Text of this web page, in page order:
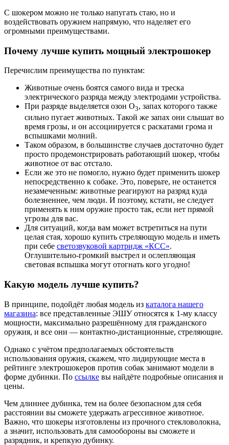
С шокером можно не только напугать стаю, но и
воздействовать оружием напрямую, что наделяет его
огромными преимуществами.
Почему лучше купить мощный электрошокер
Перечислим преимущества по пунктам:
Животные очень боятся самого вида и треска
электрического разряда между электродами устройства.
При разряде выделяется озон О3, запах которого также
сильно пугает животных. Такой же запах они слышат во
время грозы, и он ассоциируется с раскатами грома и
вспышками молний.
Таком образом, в большинстве случаев достаточно будет
просто продемонстрировать работающий шокер, чтобы
животное от вас отстало.
Если же это не помогло, нужно будет применить шокер
непосредственно к собаке. Это, поверьте, не останется
незамеченным: животные реагируют на разряд куда
болезненнее, чем люди. И поэтому, кстати, не следует
применять к ним оружие просто так, если нет прямой
угрозы для вас.
Для ситуаций, когда вам может встретиться на пути
целая стая, хорошо купить стреляющую модель и иметь
при себе светозвуковой картридж «КСС».
Оглушительно-громкий выстрел и ослепляющая
световая вспышка могут отогнать кого угодно!
Какую модель лучше купить?
В принципе, подойдёт любая модель из каталога нашего
магазина: все представленные ЭШУ относятся к 1-му классу
мощности, максимально разрешённому для гражданского
оружия, и все они — контактно-дистанционные, стреляющие.
Однако с учётом предполагаемых обстоятельств
использования оружия, скажем, что лидирующие места в
рейтинге электрошокеров против собак занимают модели в
форме дубинки. По ссылке вы найдёте подробные описания и
цены.
Чем длиннее дубинка, тем на более безопасном для себя
расстоянии вы сможете удержать агрессивное животное.
Важно, что шокеры изготовлены из прочного стекловолокна,
а значит, использовать для самообороны вы сможете и
разрядник, и крепкую дубинку.